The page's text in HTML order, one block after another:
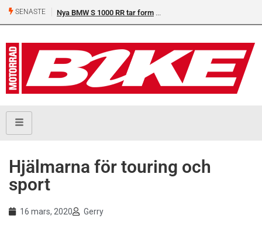
SENASTE Nya BMW S 1000 RR tar form
Hjälmarna för touring och
sport
16 mars, 2020 Gerry